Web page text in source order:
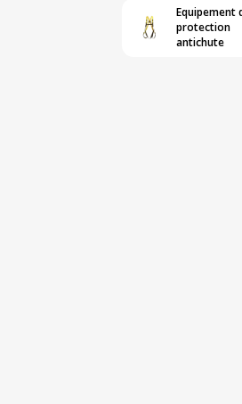
Equipement
protection
antichute